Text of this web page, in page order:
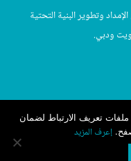
وتطوير البنية التحتية
ودبي.
ملفات تعريف الارتباط لضمان
إعرف المزيد